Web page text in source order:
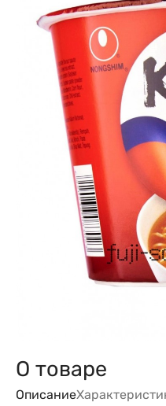
О товаре
Описание